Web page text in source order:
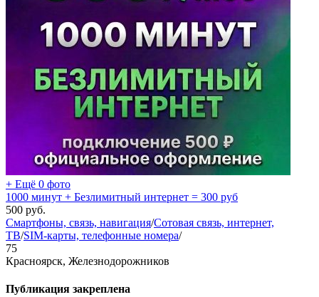
+ Ещё 0 фото
1000 минут + Безлимитный интернет = 300 руб
500 руб.
Смартфоны, связь, навигация/Сотовая связь, интернет,
ТВ/SIM-карты, телефонные номера/
75
Красноярск, Железнодорожников
Публикация закреплена